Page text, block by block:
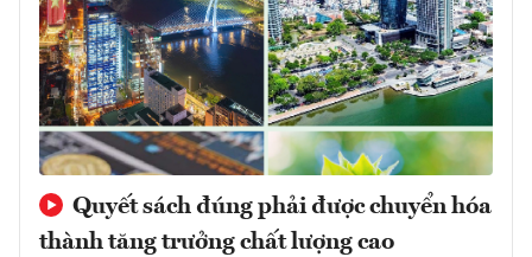
Quyết sách đúng phải được chuyển hóa
thành tăng trưởng chất lượng cao